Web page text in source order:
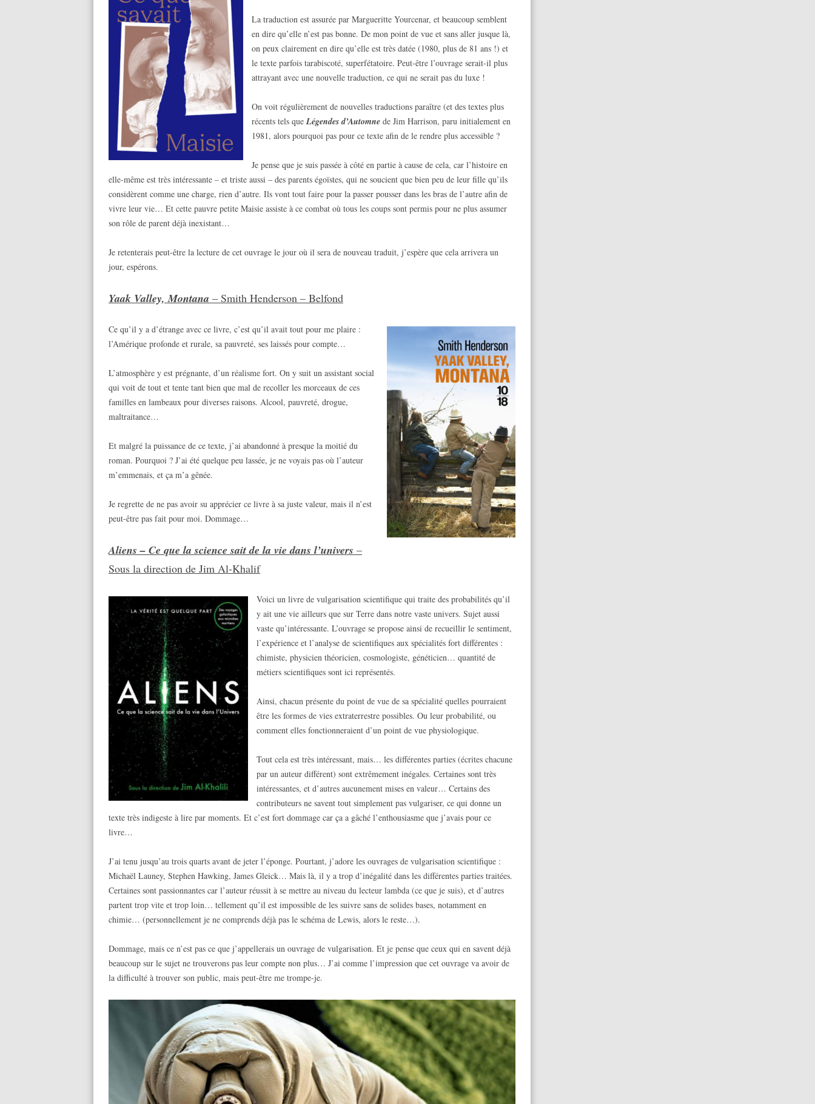
La traduction est assurée par Margueritte Yourcenar, et beaucoup semblent
en dire qu’elle n’est pas bonne. De mon point de vue et sans aller jusque là,
on peux clairement en dire qu’elle est très datée (1980, plus de 81 ans !) et
le texte parfois tarabiscoté, superfétatoire. Peut-être l’ouvrage serait-il plus
attrayant avec une nouvelle traduction, ce qui ne serait pas du luxe !
On voit régulièrement de nouvelles traductions paraître (et des textes plus
récents tels queLégendes d’Automnede Jim Harrison, paru initialement en
1981, alors pourquoi pas pour ce texte afin de le rendre plus accessible ?
Je pense que je suis passée à côté en partie à cause de cela, car l’histoire en
elle-même est très intéressante – et triste aussi – des parents égoïstes, qui ne soucient que bien peu de leur fille qu’ils
considèrent comme une charge, rien d’autre. Ils vont tout faire pour la passer pousser dans les bras de l’autre afin de
vivre leur vie… Et cette pauvre petite Maisie assiste à ce combat où tous les coups sont permis pour ne plus assumer
son rôle de parent déjà inexistant…
Je retenterais peut-être la lecture de cet ouvrage le jour où il sera de nouveau traduit, j’espère que cela arrivera un
jour, espérons.
Yaak Valley, Montana – Smith Henderson – Belfond
Ce qu’il y a d’étrange avec ce livre, c’est qu’il avait tout pour me plaire :
l’Amérique profonde et rurale, sa pauvreté, ses laissés pour compte…
L’atmosphère y est prégnante, d’un réalisme fort. On y suit un assistant social
qui voit de tout et tente tant bien que mal de recoller les morceaux de ces
familles en lambeaux pour diverses raisons. Alcool, pauvreté, drogue,
maltraitance…
Et malgré la puissance de ce texte, j’ai abandonné à presque la moitié du
roman. Pourquoi ? J’ai été quelque peu lassée, je ne voyais pas où l’auteur
m’emmenais, et ça m’a gênée.
Je regrette de ne pas avoir su apprécier ce livre à sa juste valeur, mais il n’est
peut-être pas fait pour moi. Dommage…
Aliens – Ce que la science sait de la vie dans l’univers –
Sous la direction de Jim Al-Khalif
Voici un livre de vulgarisation scientifique qui traite des probabilités qu’il
y ait une vie ailleurs que sur Terre dans notre vaste univers. Sujet aussi
vaste qu’intéressante. L’ouvrage se propose ainsi de recueillir le sentiment,
l’expérience et l’analyse de scientifiques aux spécialités fort différentes :
chimiste, physicien théoricien, cosmologiste, généticien… quantité de
métiers scientifiques sont ici représentés.
Ainsi, chacun présente du point de vue de sa spécialité quelles pourraient
être les formes de vies extraterrestre possibles. Ou leur probabilité, ou
comment elles fonctionneraient d’un point de vue physiologique.
Tout cela est très intéressant, mais… les différentes parties (écrites chacune
par un auteur différent) sont extrêmement inégales. Certaines sont très
intéressantes, et d’autres aucunement mises en valeur… Certains des
contributeurs ne savent tout simplement pas vulgariser, ce qui donne un
texte très indigeste à lire par moments. Et c’est fort dommage car ça a gâché l’enthousiasme que j’avais pour ce
livre…
J’ai tenu jusqu’au trois quarts avant de jeter l’éponge. Pourtant, j’adore les ouvrages de vulgarisation scientifique :
Michaël Launey, Stephen Hawking, James Gleick… Mais là, il y a trop d’inégalité dans les différentes parties traitées.
Certaines sont passionnantes car l’auteur réussit à se mettre au niveau du lecteur lambda (ce que je suis), et d’autres
partent trop vite et trop loin… tellement qu’il est impossible de les suivre sans de solides bases, notamment en
chimie… (personnellement je ne comprends déjà pas le schéma de Lewis, alors le reste…).
Dommage, mais ce n’est pas ce que j’appellerais un ouvrage de vulgarisation. Et je pense que ceux qui en savent déjà
beaucoup sur le sujet ne trouverons pas leur compte non plus… J’ai comme l’impression que cet ouvrage va avoir de
la difficulté à trouver son public, mais peut-être me trompe-je.